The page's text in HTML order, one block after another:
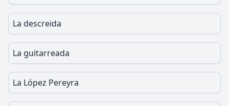
La descreida
La guitarreada
La López Pereyra